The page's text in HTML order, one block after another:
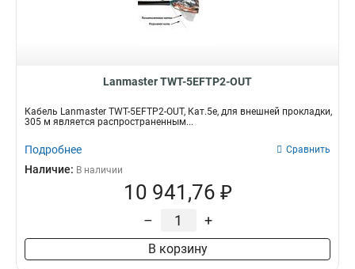
Lanmaster TWT-5EFTP2-OUT
Кабель Lanmaster TWT-5EFTP2-OUT, Кат.5е, для внешней прокладки,
305 м является распространенным...
Подробнее Сравнить
Наличие: В наличии
10 941,76 ₽
– +
В корзину